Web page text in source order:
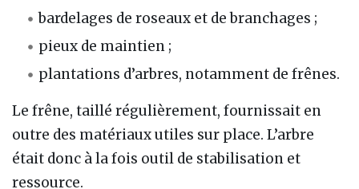
bardelages de roseaux et de branchages ;
pieux de maintien ;
plantations d’arbres, notamment de frênes.
Le frêne, taillé régulièrement, fournissait en
outre des matériaux utiles sur place. L’arbre
était donc à la fois outil de stabilisation et
ressource.